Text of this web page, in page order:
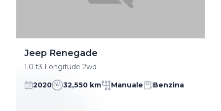
Jeep Renegade
1.0 t3 Longitude 2wd
2020 32,550 km Manuale Benzina